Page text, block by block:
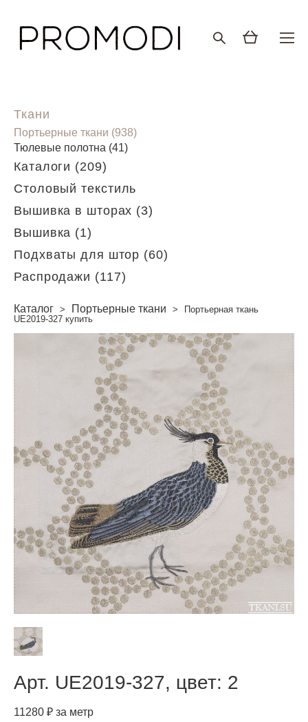
Ткани
Портьерные ткани (938)
Тюлевые полотна (41)
Каталоги (209)
Столовый текстиль
Вышивка в шторах (3)
Вышивка (1)
Подхваты для штор (60)
Распродажи (117)
Каталог > Портьерные ткани >
Портьерная ткань
UE2019-327 купить
Арт. UE2019-327, цвет: 2
11280 ₽ за метр